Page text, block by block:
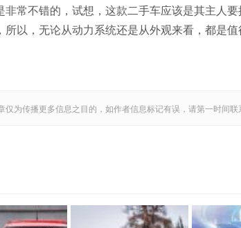
常不错的，试想，这款二手车应该是其主人
以，无论从动力系统还是从外观来看，都是
为传播更多信息之目的，如作者信息标记有误，请第一时间联